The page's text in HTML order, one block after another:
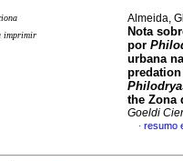
imprimir
Almeida,
Nota
por
urbana
the Zona
Goeldi
· resumo